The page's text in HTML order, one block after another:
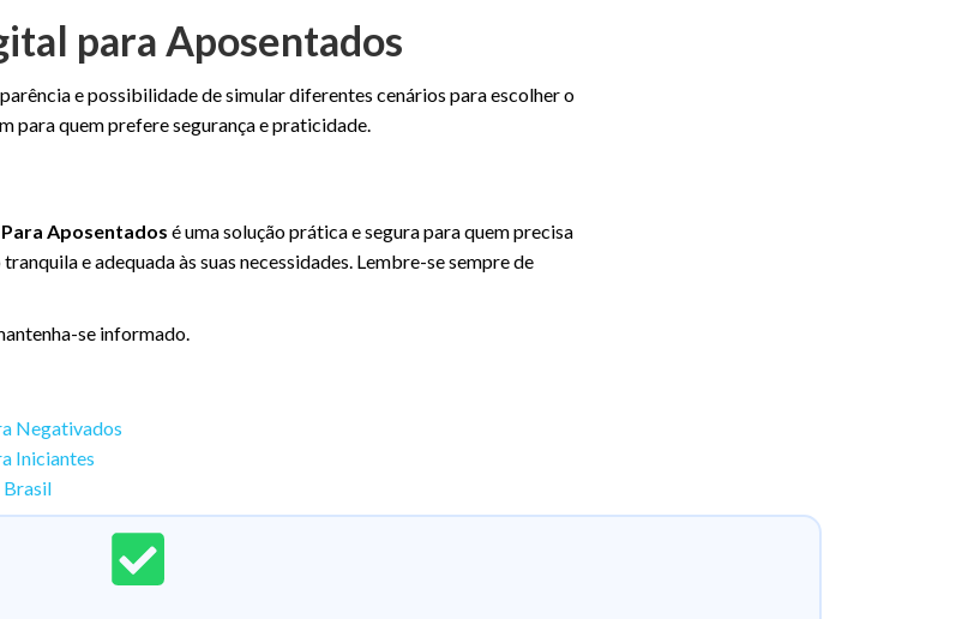
para Aposentados
e possibilidade de simular diferentes cenários para escolher o
para quem prefere segurança e praticidade.
Aposentados é uma solução prática e segura para quem precisa
e adequada às suas necessidades. Lembre-se sempre de
se informado.
Negativados
Iniciantes
Brasil